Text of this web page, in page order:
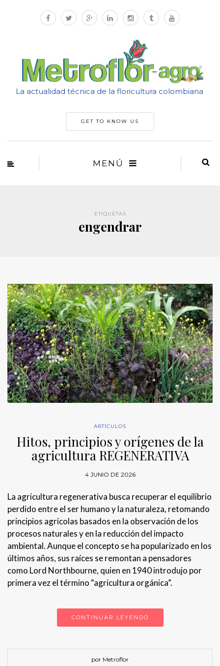
La actualidad técnica de la floricultura colombiana
GET TO KNOW US
MENÚ
ETIQUETAS
engendrar
ARTÍCULOS
Hitos, principios y orígenes de la
agricultura REGENERATIVA
4 JUNIO DE 2026
La agricultura regenerativa busca recuperar el equilibrio
perdido entre el ser humano y la naturaleza, retomando
principios agrícolas basados en la observación de los
procesos naturales y en la reducción del impacto
ambiental. Aunque el concepto se ha popularizado en los
últimos años, sus raíces se remontan a pensadores
como Lord Northbourne, quien en 1940 introdujo por
primera vez el término “agricultura orgánica”.
CONTINUAR LEYENDO
por Metroflor